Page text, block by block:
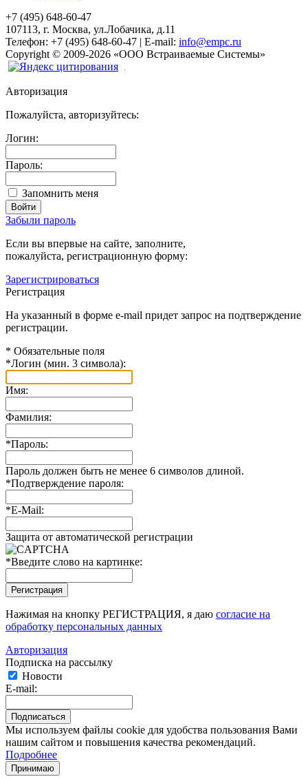
+7 (495) 648-60-47
107113, г. Москва, ул.Лобачика, д.11
Телефон: +7 (495) 648-60-47 | E-mail: info@empc.ru
Copyright © 2009-2026 «ООО Встраиваемые Системы»
Авторизация
Пожалуйста, авторизуйтесь:
Логин:
Пароль:
Запомнить меня
Забыли пароль
Если вы впервые на сайте, заполните,
пожалуйста, регистрационную форму:
Зарегистрироваться
Регистрация
На указанный в форме e-mail придет запрос на подтверждение
регистрации.
* Обязательные поля
*Логин (мин. 3 символа):
Имя:
Фамилия:
*Пароль:
Пароль должен быть не менее 6 символов длиной.
*Подтверждение пароля:
*E-Mail:
Защита от автоматической регистрации
*Введите слово на картинке:
Нажимая на кнопку РЕГИСТРАЦИЯ, я даю согласие на
обработку персональных данных
Авторизация
Подписка на рассылку
Новости
E-mail:
Мы используем файлы cookie для удобства пользования Вами
нашим сайтом и повышения качества рекомендаций.
Подробнее
Принимаю